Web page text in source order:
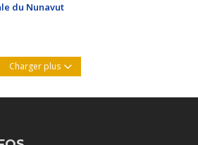
du Nunavut
Charger plus